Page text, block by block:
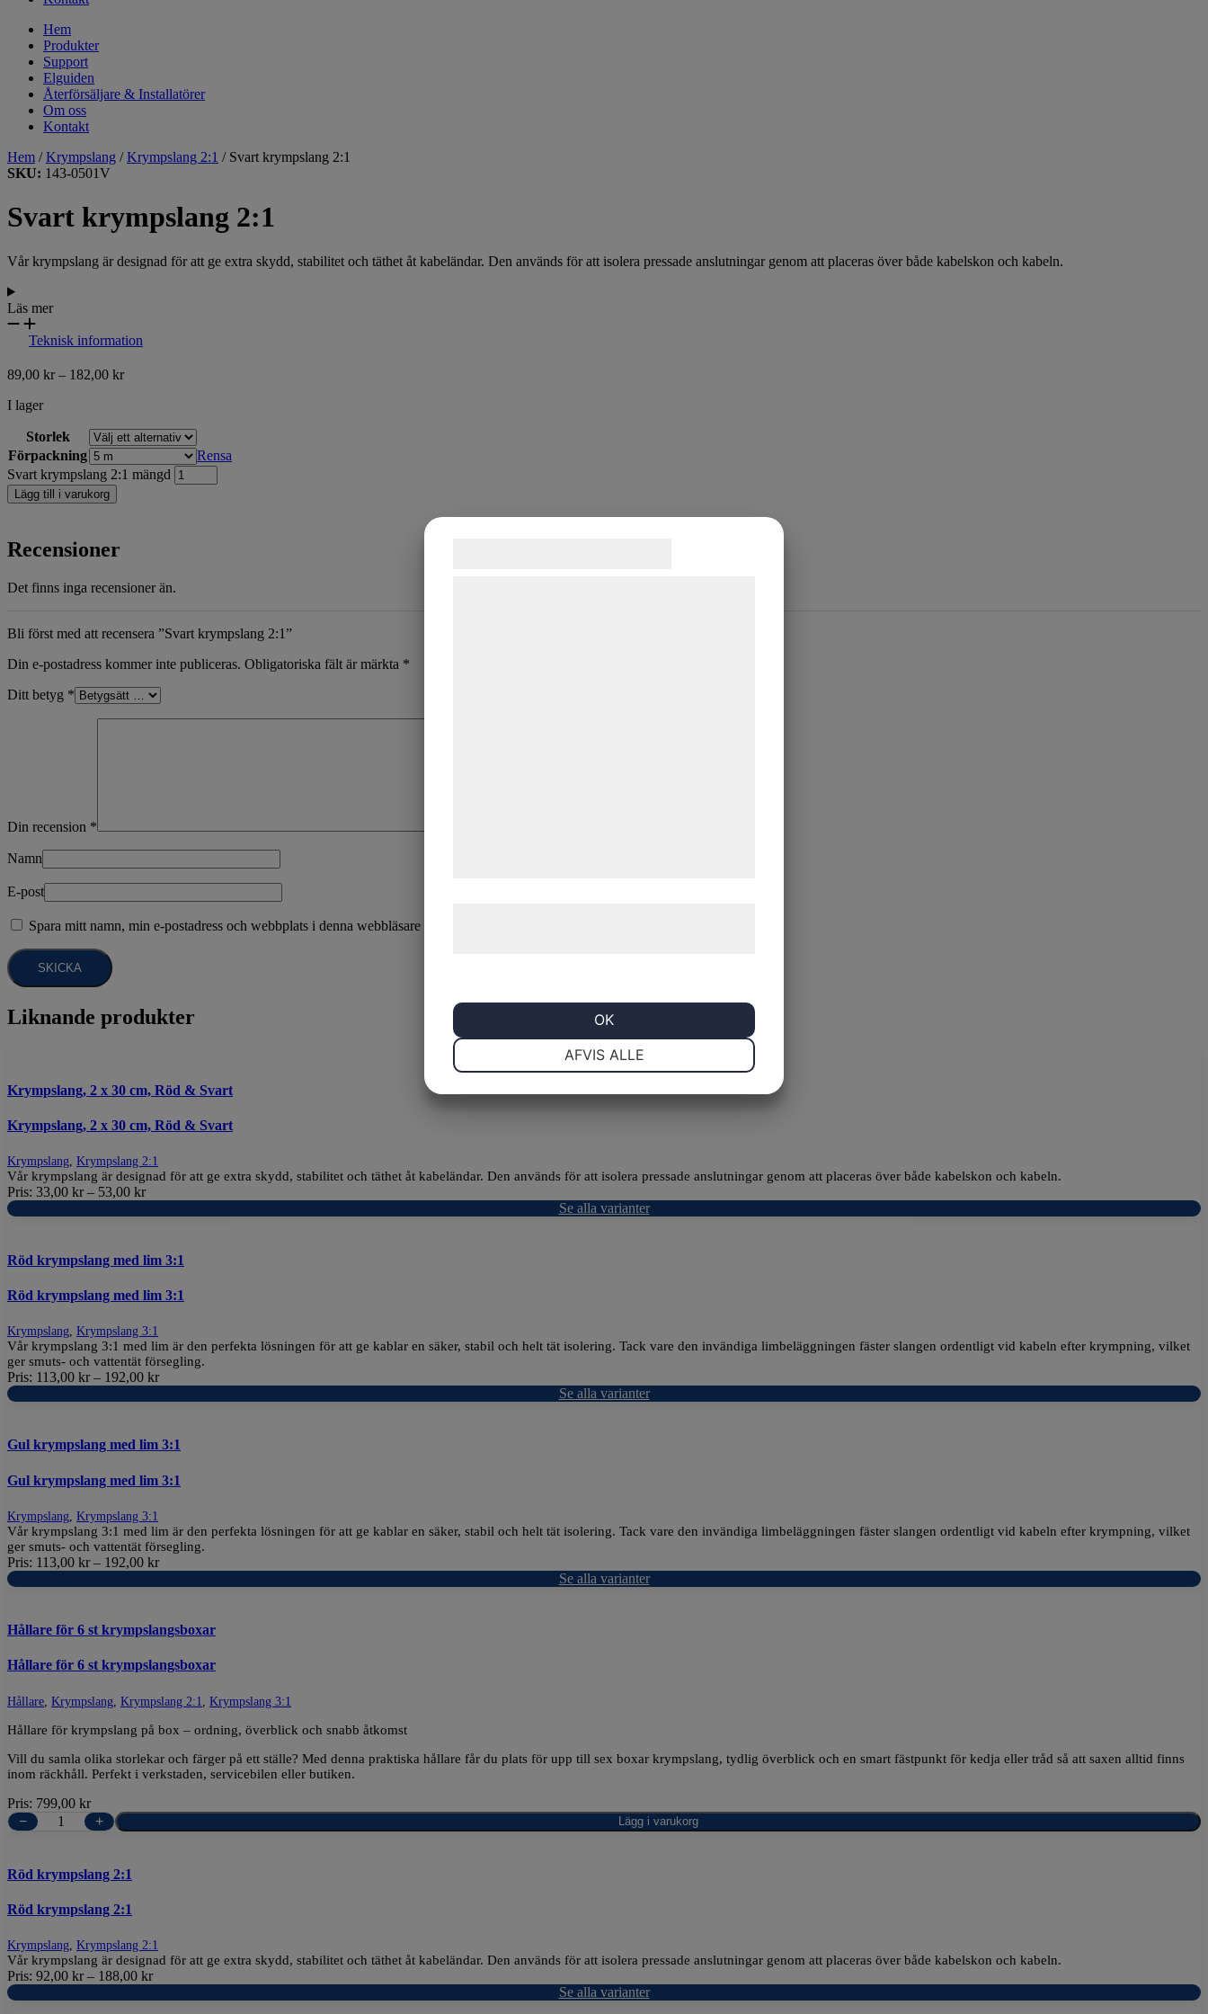
Hem
Produkter
Support
Elguiden
Återförsäljare & Installatörer
Om oss
Kontakt
Hem /Krympslang /Krympslang 2:1 / Svart krympslang 2:1
SKU: 143-0501V
Svart krympslang 2:1
Vår krympslang är designad för att ge extra skydd, stabilitet och täthet åt kabeländar. Den används för att isolera pressade anslutningar genom att placeras över både kabelskon och kabeln.
Läs mer
Teknisk information
89,00 kr– 182,00 kr
I lager
Storlek
Förpackning
Rensa
Svart krympslang 2:1 mängd
Lägg till i varukorg
Recensioner
Det finns inga recensioner än.
Bli först med att recensera ”Svart krympslang 2:1”
Din e-postadress kommer inte publiceras. Obligatoriska fält är märkta *
Ditt betyg *
Din recension *
Namn
E-post
Spara mitt namn, min e-postadress och webbplats i denna webbläsare till nästa gång jag skriver en kommentar.
Liknande produkter
Krympslang, 2 x 30 cm, Röd & Svart
Krympslang, 2 x 30 cm, Röd & Svart
Krympslang, Krympslang 2:1
Vår krympslang är designad för att ge extra skydd, stabilitet och täthet åt kabeländar. Den används för att isolera pressade anslutningar genom att placeras över både kabelskon och kabeln.
Pris: 33,00 kr– 53,00 kr
Se alla varianter
Röd krympslang med lim 3:1
Röd krympslang med lim 3:1
Krympslang, Krympslang 3:1
Vår krympslang 3:1 med lim är den perfekta lösningen för att ge kablar en säker, stabil och helt tät isolering. Tack vare den invändiga limbeläggningen fäster slangen ordentligt vid kabeln efter krympning, vilket
ger smuts- och vattentät försegling.
Pris: 113,00 kr– 192,00 kr
Se alla varianter
Gul krympslang med lim 3:1
Gul krympslang med lim 3:1
Krympslang Krympslang 3:1
Vår krympslang 3:1 med lim är den perfekta lösningen för att ge kablar en säker, stabil och helt tät isolering. Tack vare den invändiga limbeläggningen fäster slangen ordentligt vid kabeln efter krympning, vilket
ger smuts- och vattentät försegling.
Pris: 113,00 kr– 192,00 kr
Se alla varianter
Hållare för 6 st krympslangsboxar
Hållare för 6 st krympslangsboxar
Hållare Krympslang Krympslang 2:1 Krympslang 3:1
Hållare för krympslang på box – ordning, överblick och snabb åtkomst
Vill du samla olika storlekar och färger på ett ställe? Med denna praktiska hållare får du plats för upp till sex boxar krympslang, tydlig överblick och en smart fästpunkt för kedja eller tråd så att saxen alltid finns
inom räckhåll. Perfekt i verkstaden, servicebilen eller butiken.
Pris: 799,00 kr
−
+ Lägg i varukorg
Röd krympslang 2:1
Röd krympslang 2:1
Krympslang, Krympslang 2:1
Vår krympslang är designad för att ge extra skydd, stabilitet och täthet åt kabeländar. Den används för att isolera pressade anslutningar genom att placeras över både kabelskon och kabeln.
Pris: 92,00 kr– 188,00 kr
Se alla varianter
AFVIS ALLE
OK